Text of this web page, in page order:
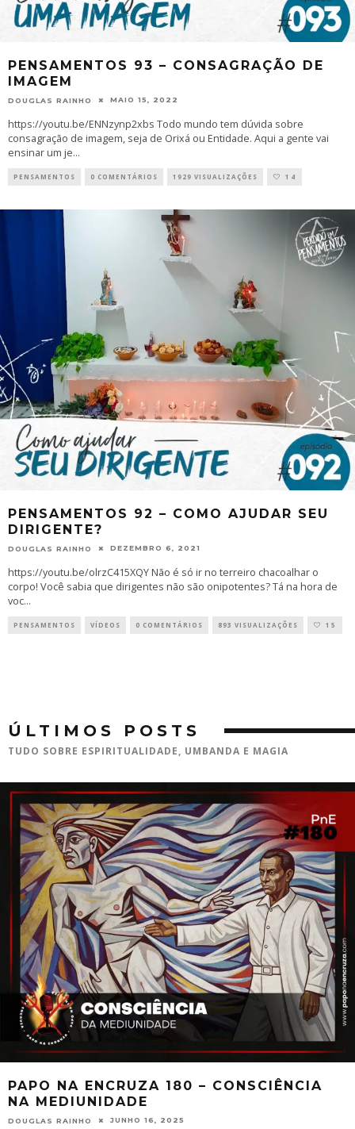
PENSAMENTOS 93 – CONSAGRAÇÃO DE
IMAGEM
DOUGLAS RAINHO MAIO 15, 2022
https://youtu.be/ENNzynp2xbs Todo mundo tem dúvida sobre
consagração de imagem, seja de Orixá ou Entidade. Aqui a gente vai
ensinar um je...
PENSAMENTOS 0 COMENTÁRIOS 1929 VISUALIZAÇÕES 14
PENSAMENTOS 92 – COMO AJUDAR SEU
DIRIGENTE?
DOUGLAS RAINHO DEZEMBRO 6, 2021
https://youtu.be/olrzC415XQY Não é só ir no terreiro chacoalhar o
corpo! Você sabia que dirigentes não são onipotentes? Tá na hora de
voc...
PENSAMENTOS VÍDEOS 0 COMENTÁRIOS 893 VISUALIZAÇÕES 15
ÚLTIMOS POSTS
TUDO SOBRE ESPIRITUALIDADE, UMBANDA E MAGIA
PAPO NA ENCRUZA 180 – CONSCIÊNCIA
NA MEDIUNIDADE
DOUGLAS RAINHO JUNHO 16, 2025